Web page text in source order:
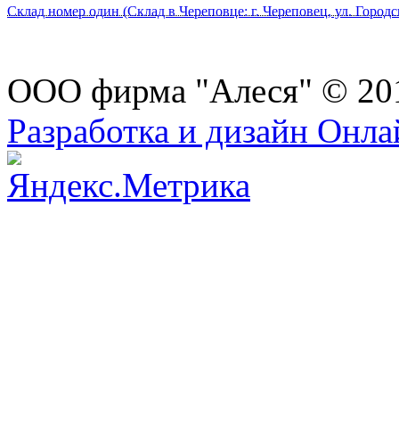
Склад номер один (Склад в Череповце: г. Череповец, ул.
ООО фирма "Алеся" ©
Разработка и дизайн